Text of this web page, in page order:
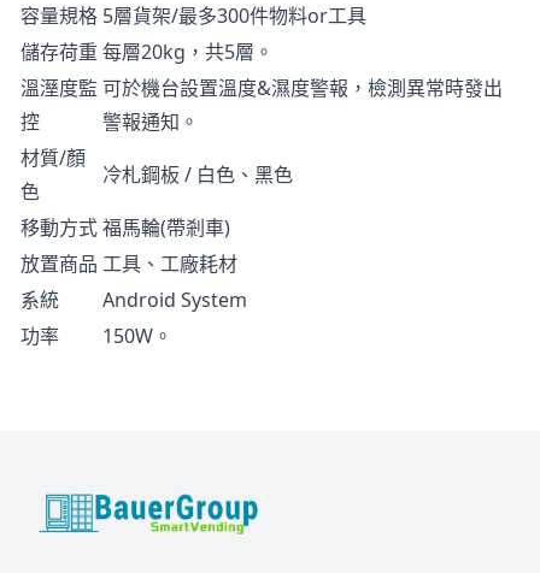
容量規格 5層貨架/最多300件物料or工具
儲存荷重 每層20kg，共5層。
溫溼度監
控
可於機台設置溫度&濕度警報，檢測異常時發出
警報通知。
材質/顏
色
冷札鋼板 / 白色、黑色
移動方式福馬輪(帶剎車)
放置商品 工具、工廠耗材
系統
Android System
功率
150W。
BauerGroup Tech